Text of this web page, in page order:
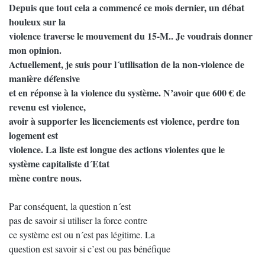
Depuis que tout cela a commencé ce mois dernier, un débat
houleux sur la
violence traverse le mouvement du 15-M.. Je voudrais donner
mon opinion.
Actuellement, je suis pour l´utilisation de la non-violence de
manière défensive
et en réponse à la violence du système. N’avoir que 600 € de
revenu est violence,
avoir à supporter les licenciements est violence, perdre ton
logement est
violence. La liste est longue des actions violentes que le
système capitaliste d´Etat
mène contre nous.
Par conséquent, la question n´est
pas de savoir si utiliser la force contre
ce système est ou n´est pas légitime. La
question est savoir si c’est ou pas bénéfique